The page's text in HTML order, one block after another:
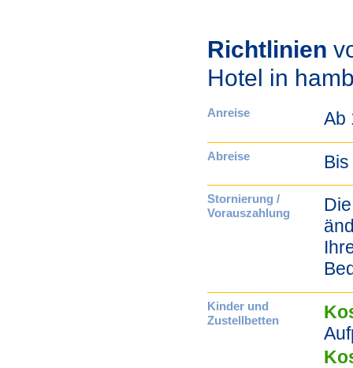
Richtlinien
Hotel in
Anreise Ab
Abreise
Stornierung /
Vorauszahlung
Kinder und
Zustellbetten